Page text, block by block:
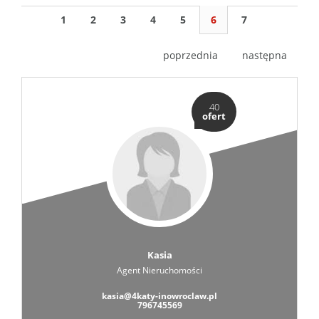
1 2 3 4 5 6 7
poprzednia następna
40
ofert
Kasia
Agent Nieruchomości
kasia@4katy-inowroclaw.pl
796745569